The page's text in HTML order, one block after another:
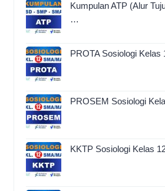
Kumpulan ATP (Alur
…
PROTA Sosiologi Kelas
PROSEM Sosiologi
KKTP Sosiologi Kelas